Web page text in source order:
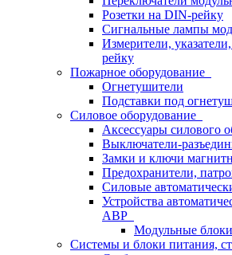
Розетки на DIN-рейку
Сигнальные лампы
Измерители,
рейку
Пожарное оборудование
Огнетушители
Подставки под
Силовое оборудование
Аксессуары силового
Выключатели-
Замки и ключи
Предохранители,
Силовые
Устройства
АВР
Модульные
Системы и блоки питания,